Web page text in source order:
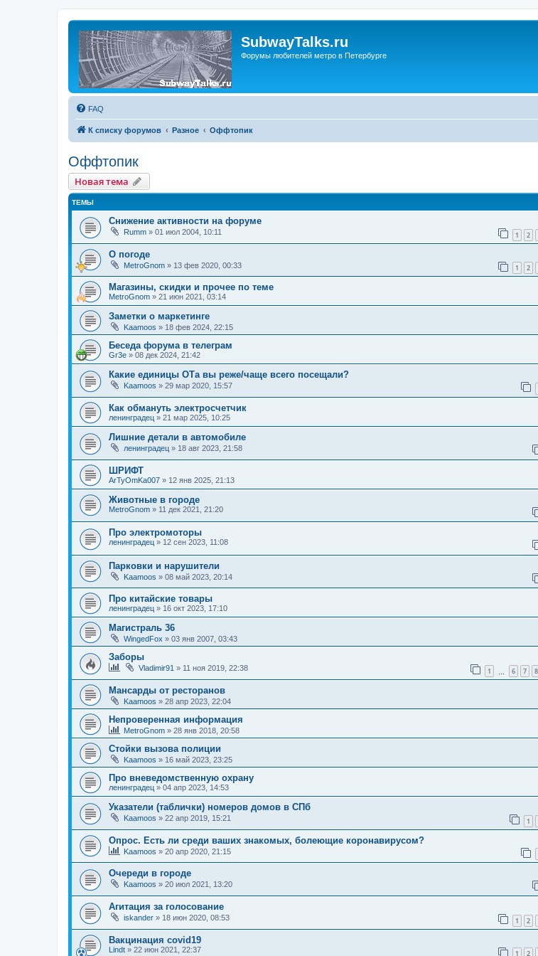
SubwayTalks.ru
Форумы любителей метро в Петербурге
FAQ
К списку форумов Разное Оффтопик
Оффтопик
Новая тема
ТЕМЫ
Снижение активности на форуме
Rumm » 01 июл 2004, 10:11 1 2
О погоде
MetroGnom » 13 фев 2020, 00:33 1 2
Магазины, скидки и прочее по теме
MetroGnom » 21 июн 2021, 03:14
Заметки о маркетинге
Kaamoos » 18 фев 2024, 22:15
Беседа форума в телеграм
Gr3e » 08 дек 2024, 21:42
Какие единицы ОТа вы реже/чаще всего посещали?
Kaamoos » 29 мар 2020, 15:57
Как обмануть электросчетчик
ленинградец » 21 мар 2025, 10:25
Лишние детали в автомобиле
ленинградец » 18 авг 2023, 21:58
ШРИФТ
ArTyOmKa007 » 12 янв 2025, 21:13
Животные в городе
MetroGnom » 11 дек 2021, 21:20
Про электромоторы
ленинградец » 12 сен 2023, 11:08
Парковки и нарушители
Kaamoos » 08 май 2023, 20:14
Про китайские товары
ленинградец » 16 окт 2023, 17:10
Магистраль 36
WingedFox » 03 янв 2007, 03:43
Заборы
Vladimir91 » 11 ноя 2019, 22:38 1 6 7 8
Мансарды от ресторанов
Kaamoos » 28 апр 2023, 22:04
Непроверенная информация
MetroGnom » 28 янв 2018, 20:58
Стойки вызова полиции
Kaamoos » 16 май 2023, 23:25
Про вневедомственную охрану
ленинградец » 04 апр 2023, 14:53
Указатели (таблички) номеров домов в СПб
Kaamoos » 22 апр 2019, 15:21 1
Опрос. Есть ли среди ваших знакомых, болеющие коронавирусом?
Kaamoos » 20 апр 2020, 21:15
Очереди в городе
Kaamoos » 20 июл 2021, 13:20
Агитация за голосование
iskander » 18 июн 2020, 08:53 1 2
Вакцинация covid19
Lindt » 22 июн 2021, 22:37 1 2